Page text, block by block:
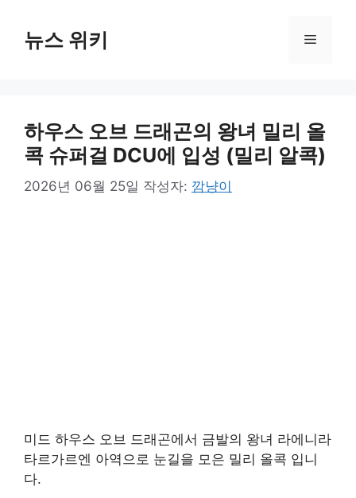
뉴스 위키 메
하우스 오브 드래곤의 왕녀 밀리 올
콕 슈퍼걸 DCU에 입성 (밀리 알콕)
2026년 06월 25일 작성자: 깜냥이
미드 하우스 오브 드래곤에서 금발의 왕녀 라에니라
타르가르엔 아역으로 눈길을 모은 밀리 올콕 입니
다.